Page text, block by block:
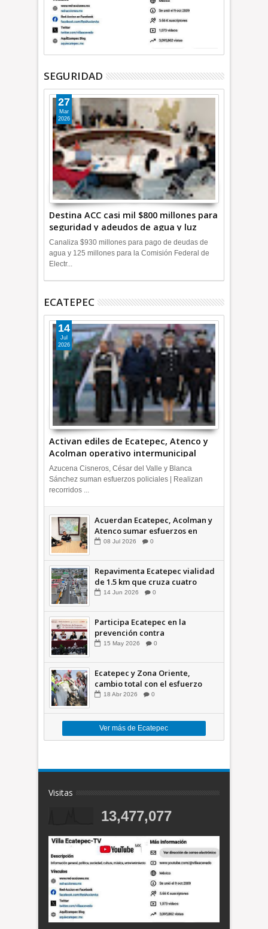
SEGURIDAD
Destina ACC casi mil $800 millones para
seguridad y adeudos de agua y luz
+Video
27
Mar
2026
Canaliza $930 millones para pago de deudas de
agua y 125 millones para la Comisión Federal de
Electr...
ECATEPEC
Activan ediles de Ecatepec, Atenco y
Acolman operativo intermunicipal
14
Jul
2026
Azucena Cisneros, César del Valle y Blanca
Sánchez suman esfuerzos policiales | Realizan
recorridos ...
Acuerdan Ecatepec, Acolman y
Atenco sumar esfuerzos en
seguridad
08 Jul 2026 0
Repavimenta Ecatepec vialidad
de 1.5 km que cruza cuatro
comunidades +Video
14 Jun 2026 0
Participa Ecatepec en la
prevención contra
inundaciones en el Valle de
15 May 2026 0
Ecatepec y Zona Oriente,
cambio total con el esfuerzo
conjunto: Azucena; retiran 21
18 Abr 2026 0
Ver más de Ecatepec
Visitas
13,477,077